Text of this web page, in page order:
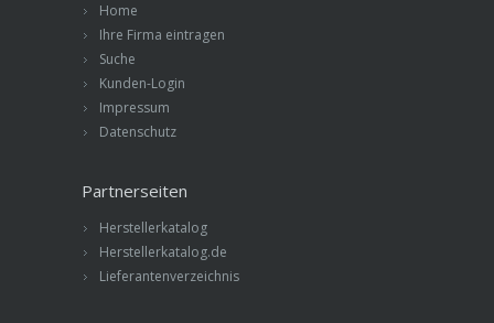
Home
Ihre Firma eintragen
Suche
Kunden-Login
Impressum
Datenschutz
Partnerseiten
Herstellerkatalog
Herstellerkatalog.de
Lieferantenverzeichnis